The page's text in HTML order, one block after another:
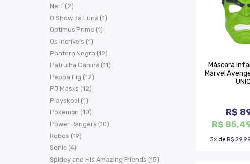
Nerf (2)
O Show da Luna (1)
Optimus Prime (1)
Os Incríveis (1)
Pantera Negra (12)
Patrulha Canina (11)
Peppa Pig (12)
PJ Masks (12)
Playskool (1)
Pokémon (10)
Power Rangers (10)
Robôs (19)
Sonic (4)
Spidey and His Amazing Friends (15)
Máscara
Marvel
R$
R$
3x deR$ 29,99